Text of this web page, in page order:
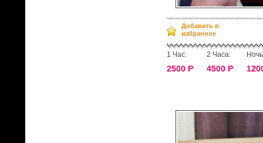
Добавить в
избранное
1 Час:
2500 Р
2 Часа:
4500 Р